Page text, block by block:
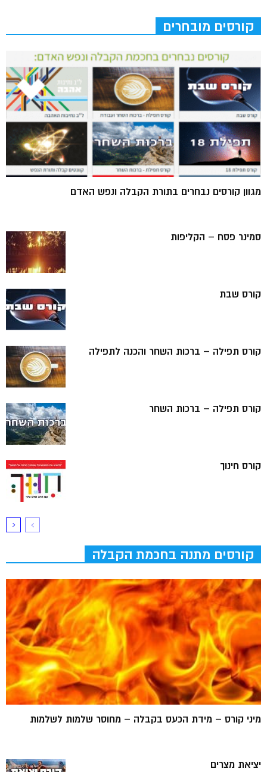
קורסים מובחרים
מגוון קורסים נבחרים בתורת הקבלה ונפש האדם
סמינר פסח – הקליפות
קורס שבת
קורס תפילה – ברכות השחר והכנה לתפילה
קורס תפילה – ברכות השחר
קורס חינוך
קורסים מתנה בחכמת הקבלה
מיני קורס – מידת הכעס בקבלה – מחוסר שלמות לשלמות
יציאת מצרים